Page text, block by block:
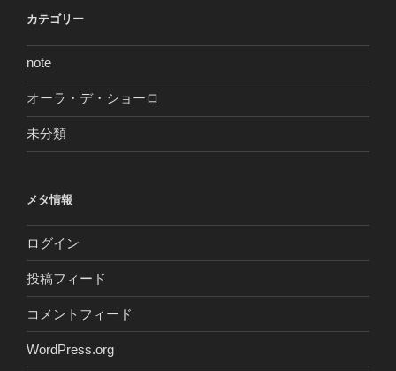
カテゴリー
note
オーラ・デ・ショーロ
未分類
メタ情報
ログイン
投稿フィード
コメントフィード
WordPress.org